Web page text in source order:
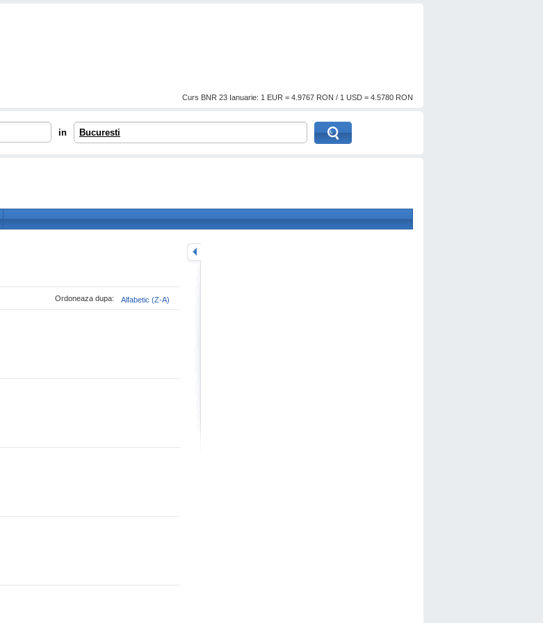
Curs BNR 23 Ianuarie: 1 EUR = 4.9767 RON / 1 USD = 4.5780 RON
in Bucuresti
Alfabetic (Z-A)
Ordoneaza dupa: